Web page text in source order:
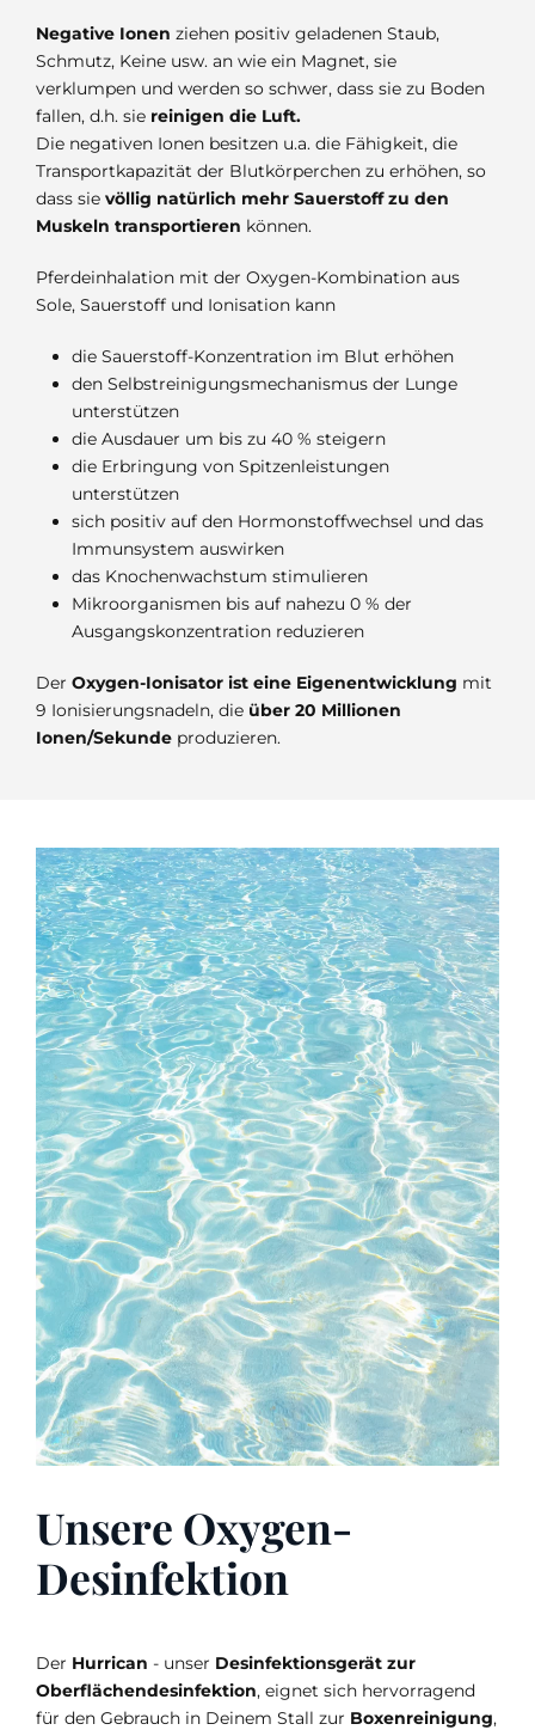
Negative Ionen ziehen positiv geladenen Staub,
Schmutz, Keine usw. an wie ein Magnet, sie
verklumpen und werden so schwer, dass sie zu Boden
fallen, d.h. sie reinigen die Luft.
Die negativen Ionen besitzen u.a. die Fähigkeit, die
Transportkapazität der Blutkörperchen zu erhöhen, so
dass sie völlig natürlich mehr Sauerstoff zu den
Muskeln transportieren können.
Pferdeinhalation mit der Oxygen-Kombination aus
Sole, Sauerstoff und Ionisation kann
die Sauerstoff-Konzentration im Blut erhöhen
den Selbstreinigungsmechanismus der Lunge
unterstützen
die Ausdauer um bis zu 40 % steigern
die Erbringung von Spitzenleistungen
unterstützen
sich positiv auf den Hormonstoffwechsel und das
Immunsystem auswirken
das Knochenwachstum stimulieren
Mikroorganismen bis auf nahezu 0 % der
Ausgangskonzentration reduzieren
Der Oxygen-Ionisator ist eine Eigenentwicklung mit
9 Ionisierungsnadeln, die über 20 Millionen
Ionen/Sekunde produzieren.
Unsere Oxygen-
Desinfektion
Der Hurrican - unser Desinfektionsgerät zur
Oberflächendesinfektion, eignet sich hervorragend
für den Gebrauch in Deinem Stall zur Boxenreinigung,